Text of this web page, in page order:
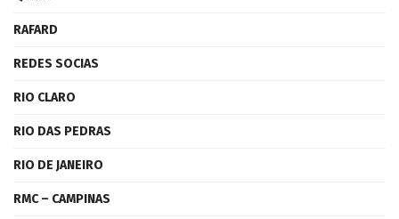
RAFARD
REDES SOCIAS
RIO CLARO
RIO DAS PEDRAS
RIO DE JANEIRO
RMC – CAMPINAS